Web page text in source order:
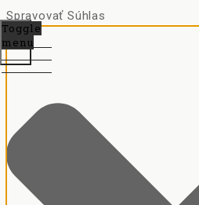
Spravovať Súhlas
Toggle
menu